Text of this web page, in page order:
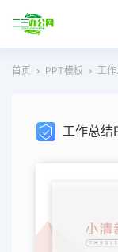
首页
PPT模板 工